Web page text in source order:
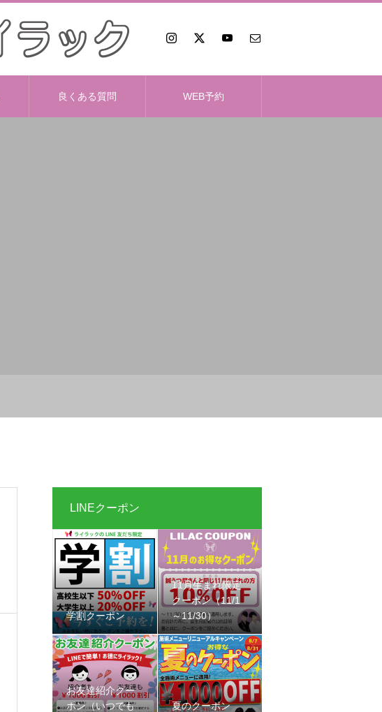
良くある質問 WEB予約
LINEクーポン
学割クーポン
11月生まれ限定
クーポン（11/1
～11/30）
お友達紹介クー
ポン（いつでも
夏のクーポン